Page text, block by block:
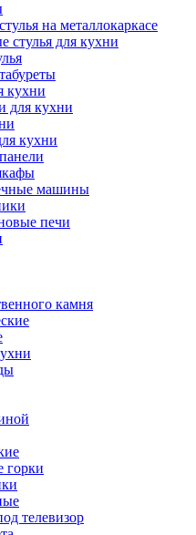
на металлокаркасе
стулья для кухни
кухни
для кухни
кухни
машины
печи
камня
горки
телевизор